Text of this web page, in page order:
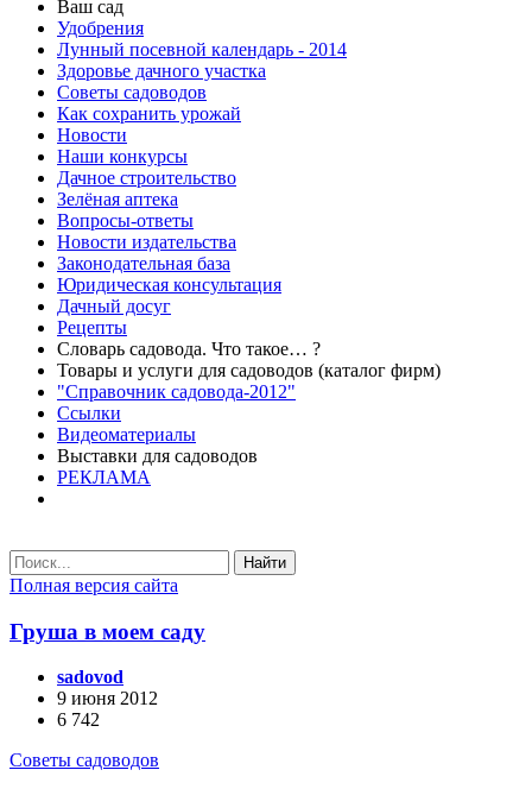
Ваш сад
Удобрения
Лунный посевной календарь - 2014
Здоровье дачного участка
Советы садоводов
Как сохранить урожай
Новости
Наши конкурсы
Дачное строительство
Зелёная аптека
Вопросы-ответы
Новости издательства
Законодательная база
Юридическая консультация
Дачный досуг
Рецепты
Словарь садовода. Что такое… ?
Товары и услуги для садоводов (каталог фирм)
"Справочник садовода-2012"
Ссылки
Видеоматериалы
Выставки для садоводов
РЕКЛАМА
Найти
Полная версия сайта
Груша в моем саду
sadovod
9 июня 2012
6 742
Советы садоводов